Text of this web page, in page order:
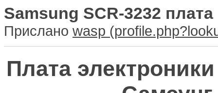
Samsung SCR-3232
Прислано wasp
Плата